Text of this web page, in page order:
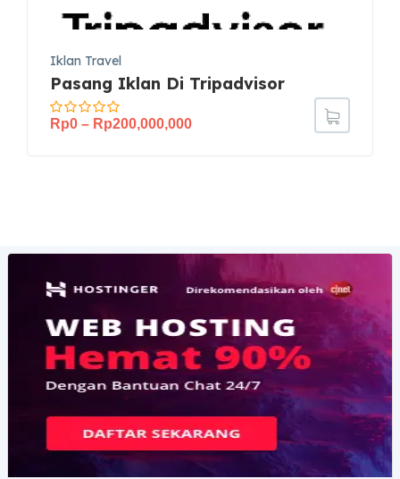
Iklan Travel
Pasang Iklan Di Tripadvisor
Rp0 – Rp200,000,000